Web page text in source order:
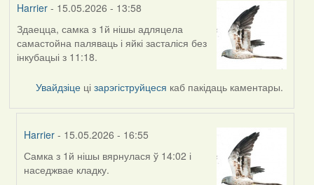
Harrier- 15.05.2026 - 13:58
Здаецца, самка з 1й нішы адляцела
самастойна паляваць і яйкі засталіся без
інкубацыі з 11:18.
Увайдзіце цізарэгіструйцеся каб пакідаць каментары.
Harrier - 15.05.2026 - 16:55
In
reply
Самка з 1й нішы вярнулася ў 14:02 і
наседжвае кладку.